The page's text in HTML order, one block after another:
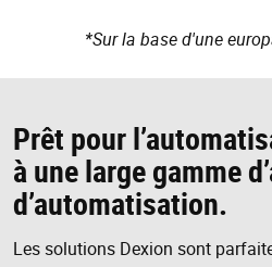
*Sur la base d'une
Prêt pour
à une large gamme
d’automatisation.
Les solutions Dexion sont